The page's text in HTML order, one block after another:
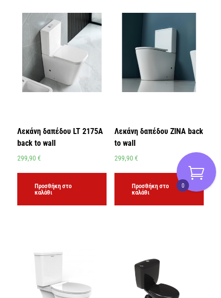
Λεκάνη δαπέδου LT 2175A
back to wall
299,90 €
Προσθήκη στο
καλάθι
Λεκάνη δαπέδου ZINA back
to wall
299,90 €
Προσθήκη στο
καλάθι
0